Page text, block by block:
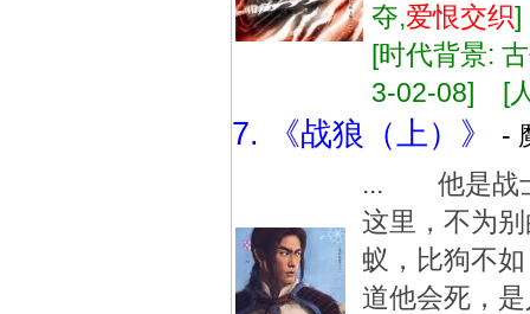
夺,爱恨交织
[时代背景:
3-02-08] [
7. 《战狼（上）》
-
... 他是战
这里，不为
蚁，比狗不
道他会死，